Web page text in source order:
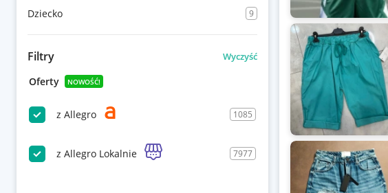
Dziecko 9
Filtry Wyczyść
Oferty NOWOŚĆ!
z Allegro 1085
z Allegro Lokalnie 7977